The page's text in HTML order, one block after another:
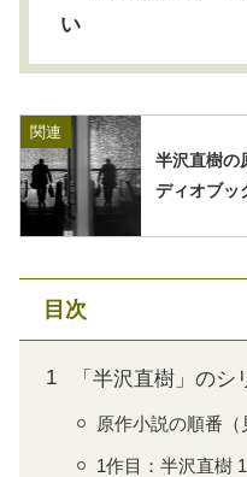
い
関連
半沢直樹の
ディオブッ
目次
「半沢直樹」のシ
原作小説の順番（
1作目：半沢直樹